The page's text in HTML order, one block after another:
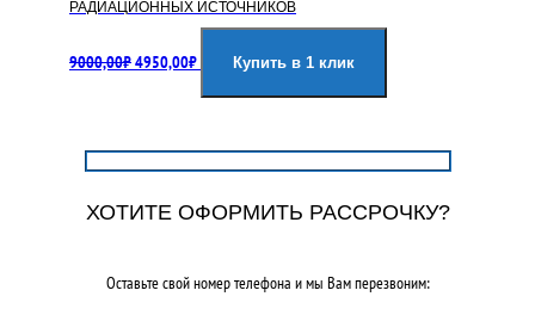
РАДИАЦИОННЫХ ИСТОЧНИКОВ
9000,00₽цена
4950,00₽цена:
Купить в 1 клик
ХОТИТЕ ОФОРМИТЬ РАССРОЧКУ?
Оставьте свой номер телефона и мы Вам перезвоним: